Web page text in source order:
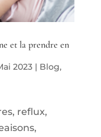
et la prendre en
2023| Blog,
reflux,